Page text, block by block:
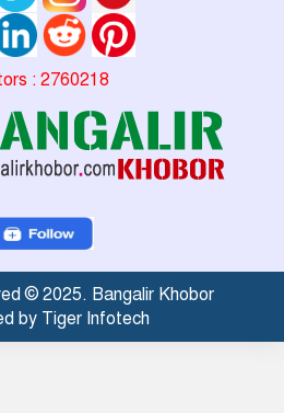
: 2760218
© 2025. Bangalir Khobor
by Tiger Infotech